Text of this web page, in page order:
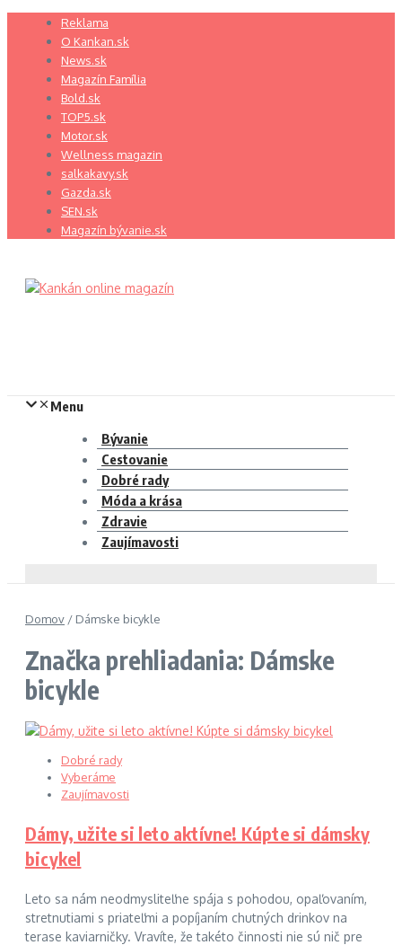
Preskočiť
Reklama
O Kankan.sk
News.sk
Magazín Família
Bold.sk
TOP5.sk
Motor.sk
Wellness magazin
salkakavy.sk
Gazda.sk
SEN.sk
Magazín bývanie.sk
Menu
Bývanie
Cestovanie
Dobré rady
Móda a krása
Zdravie
Zaujímavosti
Domov / Dámske bicykle
Značka prehliadania: Dámske
bicykle
Dobré rady
Vyberáme
Zaujímavosti
Dámy, užite si leto aktívne! Kúpte si dámsky
bicykel
Leto sa nám neodmysliteľne spája s pohodou, opaľovaním,
stretnutiami s priateľmi a popíjaním chutných drinkov na
terase kaviarničky. Vravíte, že takéto činnosti nie sú nič pre